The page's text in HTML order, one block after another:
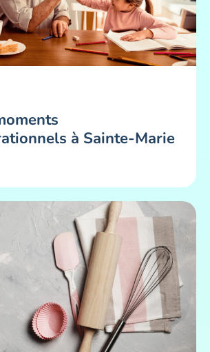
à Sainte-Marie